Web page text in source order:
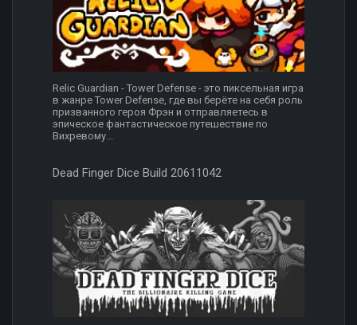
Relic Guardian - Tower Defense - это пиксельная игра
в жанре Tower Defense, где вы берёте на себя роль
призванного героя Фрэн и отправляетесь в
эпическое фантастическое путешествие по
Вихревому...
Dead Finger Dice Build 20611042